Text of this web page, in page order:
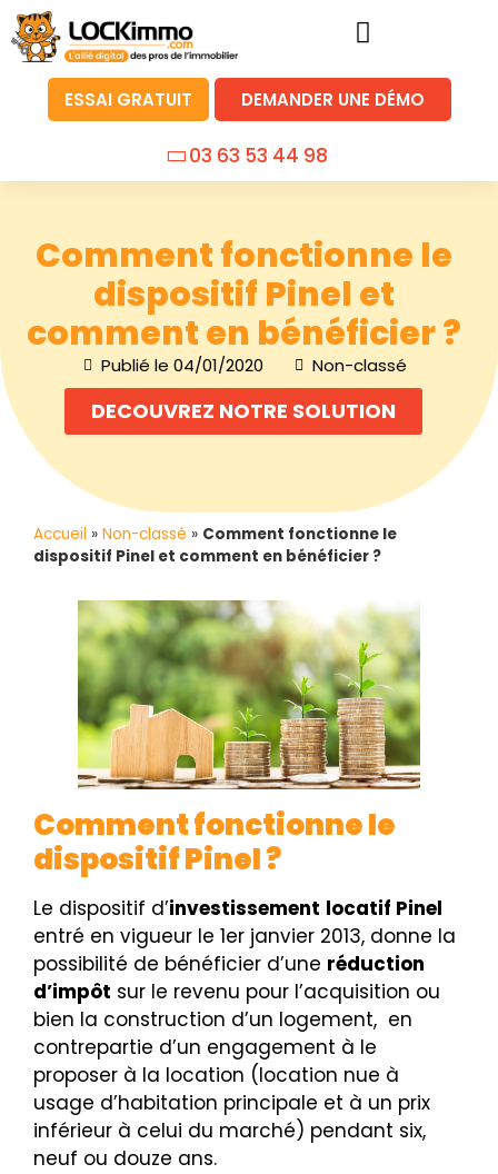
ESSAI GRATUIT DEMANDER UNE DÉMO
03 63 53 44 98
Comment fonctionne le
dispositif Pinel et
comment en bénéficier ?
Publié le 04/01/2020 Non-classé
DECOUVREZ NOTRE SOLUTION
Accueil » Non-classé » Comment fonctionne le
dispositif Pinel et comment en bénéficier ?
Comment fonctionne le
dispositif Pinel ?
Le dispositif d’investissement locatif Pinel
entré en vigueur le 1er janvier 2013, donne la
possibilité de bénéficier d’une réduction
d’impôt sur le revenu pour l’acquisition ou
bien la construction d’un logement, en
contrepartie d’un engagement à le
proposer à la location (location nue à
usage d’habitation principale et à un prix
inférieur à celui du marché) pendant six,
neuf ou douze ans.